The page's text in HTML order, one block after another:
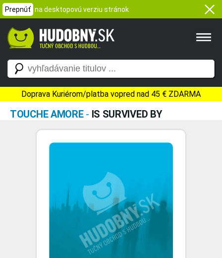
Prepnúť na desktopovú verziu stránok
Doprava Kuriérom/platba vopred nad 45 € ZDARMA
TOUCHE AMORE- IS SURVIVED BY